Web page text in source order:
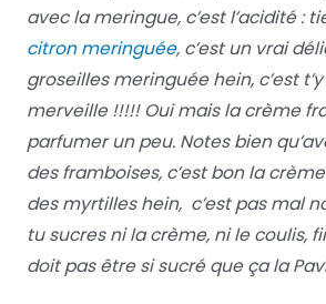
avec la meringue, c’est l’acidité :
citron meringuée, c’est un vrai
groseilles meringuée hein, c’est
merveille !!!!! Oui mais la crème
parfumer un peu. Notes bien
des framboises, c’est bon la
des myrtilles hein, c’est pas mal
tu sucres ni la crème, ni le coulis,
doit pas être si sucré que ça la